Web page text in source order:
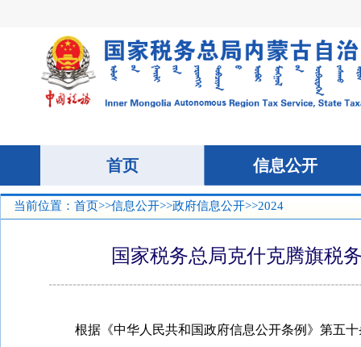
当前位置： 首页>>信息公开>>政府信息公开>>2024
国家税务总局克什克腾旗税
根据《中华人民共和国政府信息公开条例》第五